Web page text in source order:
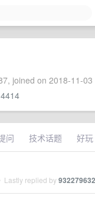
joined on 2018-11-
问 技术话题 好玩
Lastly replied by932279632